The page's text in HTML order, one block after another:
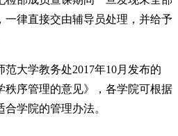
一律直接交由辅导员处理，并给予
大学教务处2017年10月发布的
秩序管理的意见》，各学院可根据
学院的管理办法。